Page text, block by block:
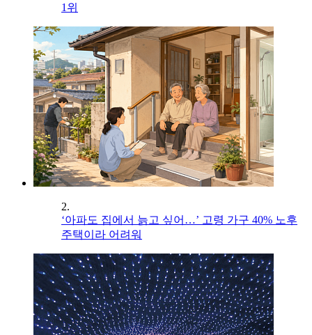
1위
2.
‘아파도 집에서 늙고 싶어…’ 고령 가구 40% 노후
주택이라 어려워